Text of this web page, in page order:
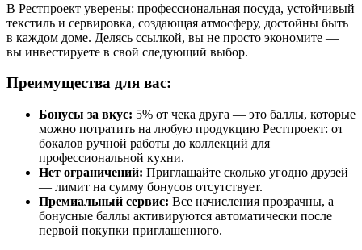
В Рестпроект уверены: профессиональная посуда, устойчивый
текстиль и сервировка, создающая атмосферу, достойны быть
в каждом доме. Делясь ссылкой, вы не просто экономите —
вы инвестируете в свой следующий выбор.
Преимущества для вас:
Бонусы за вкус: 5% от чека друга — это баллы, которые
можно потратить на любую продукцию Рестпроект: от
бокалов ручной работы до коллекций для
профессиональной кухни.
Нет ограничений: Приглашайте сколько угодно друзей
— лимит на сумму бонусов отсутствует.
Премиальный сервис: Все начисления прозрачны, а
бонусные баллы активируются автоматически после
первой покупки приглашенного.